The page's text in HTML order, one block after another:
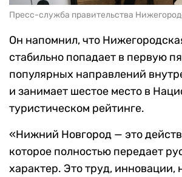
Пресс-служба правительства
Он напомнил, что
стабильно попадает в первую
популярных направлений
и занимает шестое место в
туристическом рейтинге.
«Нижний Новгород — это
которое полностью передает
характер. Это труд, инновации,